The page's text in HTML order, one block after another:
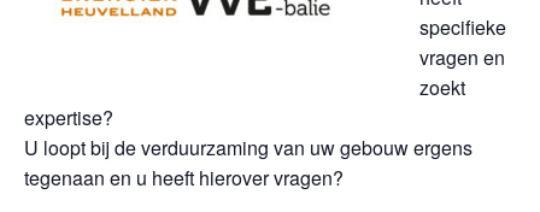
specifieke
vragen en
zoekt
expertise?
U loopt bij de verduurzaming van uw gebouw ergens
tegenaan en u heeft hierover vragen?